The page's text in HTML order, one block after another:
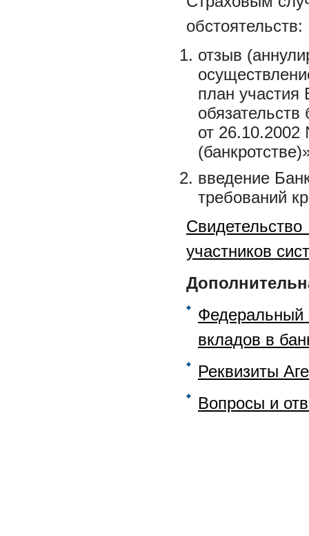
обстоятельств:
отзыв
план участия
от
введение
требований
участников
Федеральный
вкладов в
Реквизиты
Вопросы и